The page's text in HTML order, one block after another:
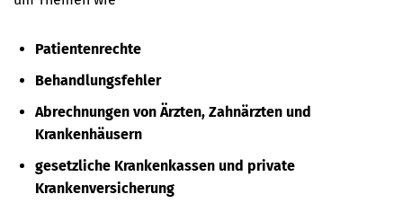
Patientenrechte
Behandlungsfehler
Abrechnungen von Ärzten, Zahnärzten und
Krankenhäusern
gesetzliche Krankenkassen und private
Krankenversicherung